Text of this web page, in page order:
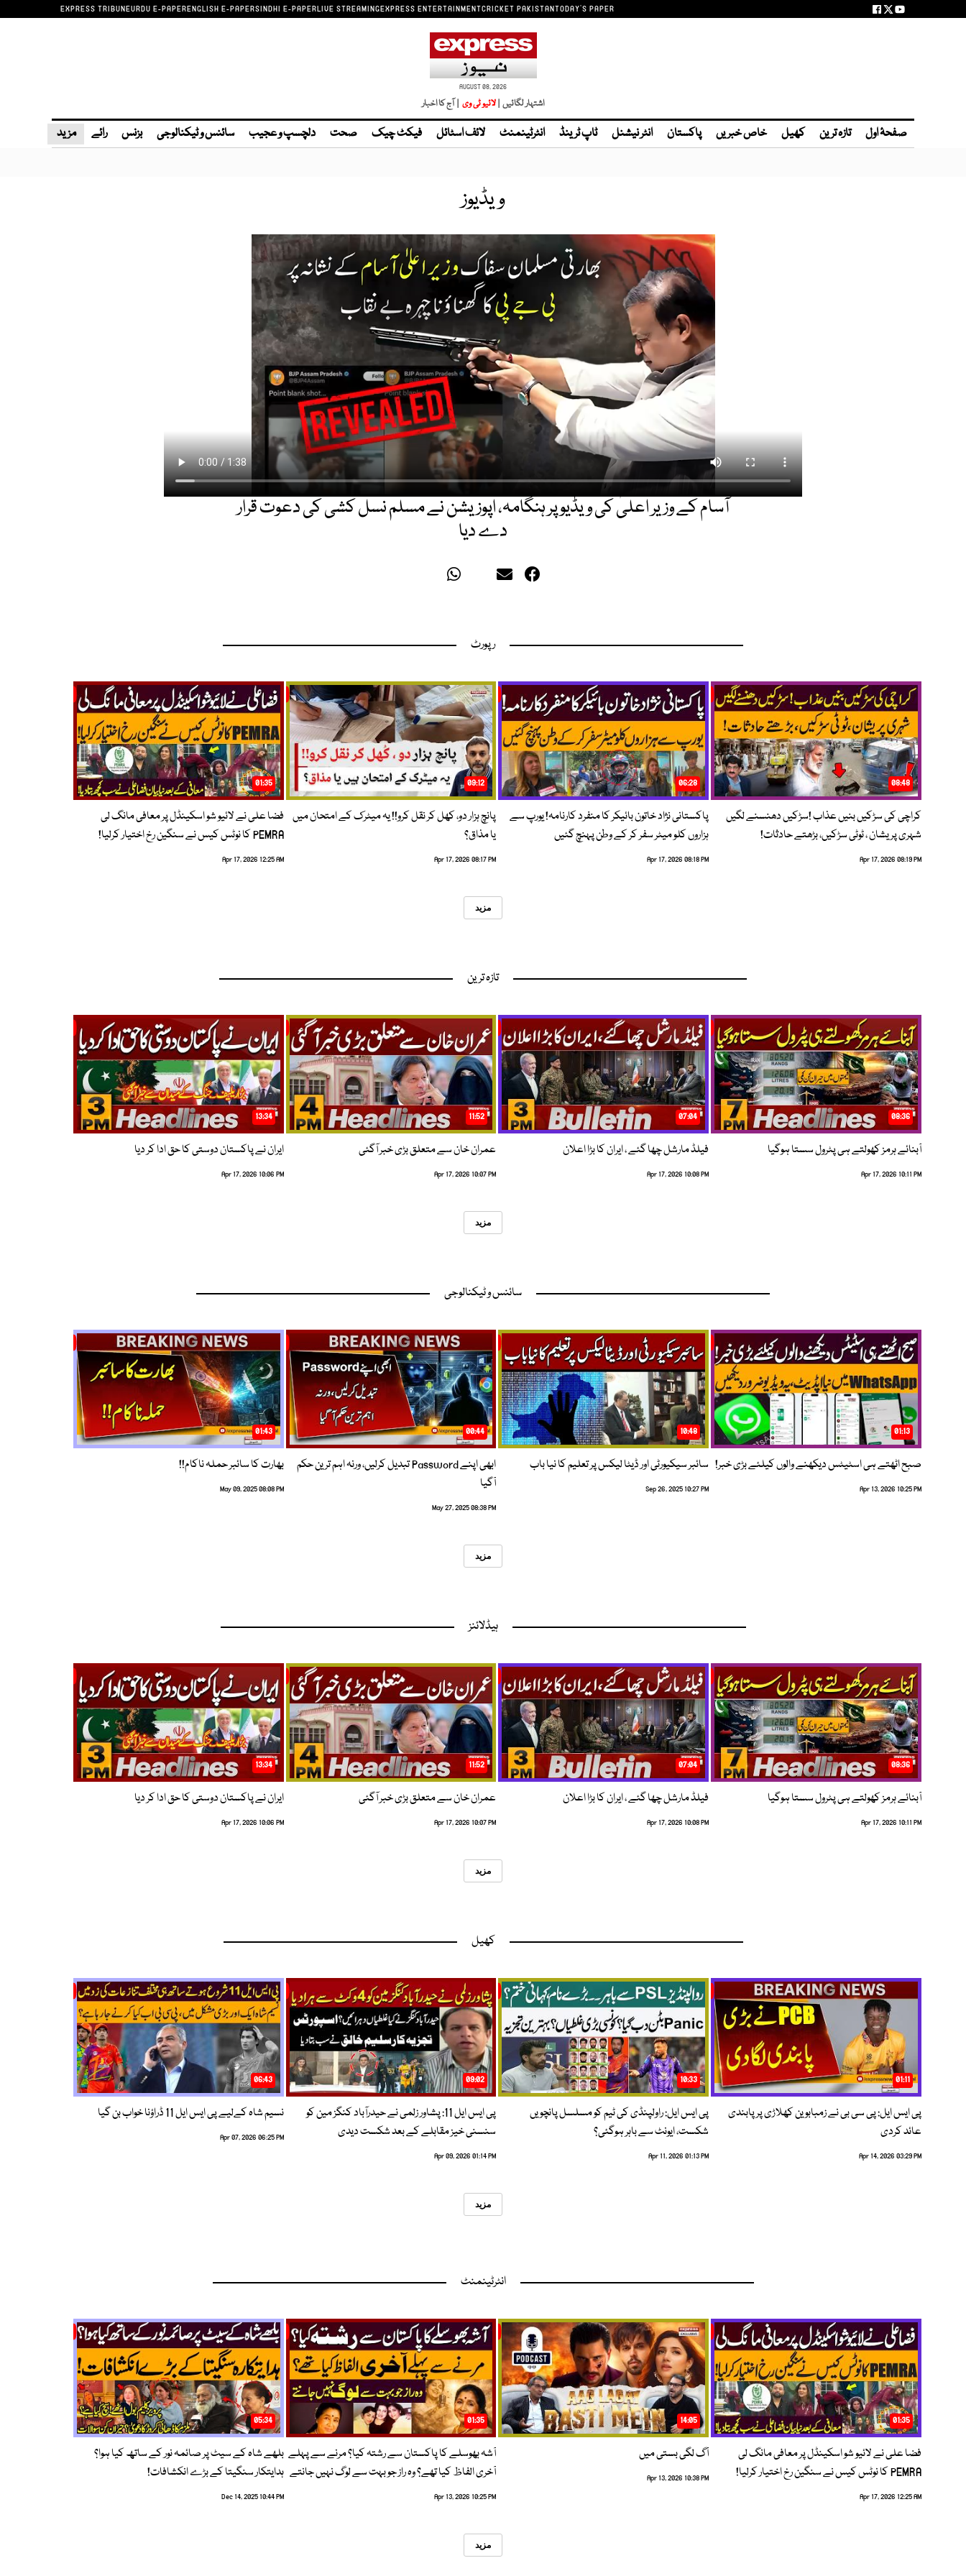
EXPRESS TRIBUNEURDU E-PAPERENGLISH E-PAPERSINDHI E-PAPERLIVE STREAMINGEXPRESS ENTERTAINMENTCRICKET PAKISTANTODAY'S PAPER
AUGUST 08, 2026
اشتہار لگائیں |لائیو ٹی وی | آج کا اخبار
صفحۂ اول تازہ ترین کھیل خاص خبریں پاکستان انٹر نیشنل ٹاپ ٹرینڈ انٹرٹینمنٹ لائف اسٹائل فیکٹ چیک صحت دلچسپ و عجیب سائنس و ٹیکنالوجی بزنس رائے مزید
ویڈیوز
آسام کے وزیر اعلیٰ کی ویڈیو پر ہنگامہ، اپوزیشن نے مسلم نسل کشی کی دعوت قرار
دے دیا
رپورٹ
08:48
کراچی کی سڑکیں بنیں عذاب !سڑکیں دھنسنے لگیں
شہری پریشان ، ٹوٹی سڑکیں، بڑھتے حادثات!
Apr 17, 2026 08:19 PM
06:28
پاکستانی نژاد خاتون بائیکر کا منفرد کارنامہ! یورپ سے
ہزاروں کلو میٹر سفر کر کے وطن پہنچ گئیں
Apr 17, 2026 08:18 PM
09:12
پانچ ہزار دو، کھل کر نقل کرو!! یہ میٹرک کے امتحان میں
یا مذاق؟
Apr 17, 2026 08:17 PM
01:35
فضا علی نے لائیو شو اسکینڈل پر معافی مانگ لی
PEMRA کا نوٹس کیس نے سنگین رخ اختیار کرلیا!
Apr 17, 2026 12:25 AM
مزید
تازہ ترین
08:36
آبنائے ہرمز کھولتے ہی پٹرول سستا ہوگیا
Apr 17, 2026 10:11 PM
07:04
فیلڈ مارشل چھا گئے ، ایران کا بڑا اعلان
Apr 17, 2026 10:08 PM
11:52
عمران خان سے متعلق بڑی خبر آگئی
Apr 17, 2026 10:07 PM
13:34
ایران نے پاکستان دوستی کا حق ادا کر دیا
Apr 17, 2026 10:06 PM
مزید
سائنس و ٹیکنالوجی
01:13
صبح اٹھتے ہی اسٹیٹس دیکھنے والوں کیلئے بڑی خبر!
Apr 13, 2026 10:25 PM
10:48
سائبر سیکیورٹی اور ڈیٹا لیکس پر تعلیم کا نیا باب
Sep 26, 2025 10:27 PM
00:44
ابھی اپنے Password تبدیل کرلیں، ورنہ اہم ترین حکم
آگیا
May 27, 2025 08:38 PM
01:43
بھارت کا سائبر حملہ ناکام!!
May 09, 2025 08:08 PM
مزید
ہیڈلائنز
08:36
آبنائے ہرمز کھولتے ہی پٹرول سستا ہوگیا
Apr 17, 2026 10:11 PM
07:04
فیلڈ مارشل چھا گئے ، ایران کا بڑا اعلان
Apr 17, 2026 10:08 PM
11:52
عمران خان سے متعلق بڑی خبر آگئی
Apr 17, 2026 10:07 PM
13:34
ایران نے پاکستان دوستی کا حق ادا کر دیا
Apr 17, 2026 10:06 PM
مزید
کھیل
01:11
پی ایس ایل: پی سی بی نے زمبابوین کھلاڑی پر پابندی
عائد کردی
Apr 14, 2026 03:29 PM
10:33
پی ایس ایل: راولپنڈی کی ٹیم کو مسلسل پانچویں
شکست، ایونٹ سے باہر ہوگئی؟
Apr 11, 2026 01:13 PM
09:02
پی ایس ایل 11: پشاور زلمی نے حیدرآباد کنگز مین کو
سنسنی خیز مقابلے کے بعد شکست دیدی
Apr 09, 2026 01:14 PM
06:43
نسیم شاہ کےلیے پی ایس ایل 11 ڈراؤنا خواب بن گیا
Apr 07, 2026 06:25 PM
مزید
انٹرٹینمنٹ
01:35
فضا علی نے لائیو شو اسکینڈل پر معافی مانگ لی
PEMRA کا نوٹس کیس نے سنگین رخ اختیار کرلیا!
Apr 17, 2026 12:25 AM
14:05
آگ لگی بستی میں
Apr 13, 2026 10:38 PM
01:35
آشہ بھوسلے کا پاکستان سے رشتہ کیا؟ مرنے سے پہلے
آخری الفاظ کیا تھے؟ وہ راز جو بہت سے لوگ نہیں جانتے
Apr 13, 2026 10:25 PM
05:34
بلھے شاہ کے سیٹ پر صائمہ نور کے ساتھ کیا ہوا؟
ہدایتکار سنگیتا کے بڑے انکشافات!
Dec 14, 2025 10:44 PM
مزید